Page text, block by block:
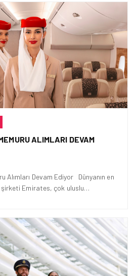
ALIMLARI DEVAM
Alımları Devam Ediyor Dünyanın en
Emirates, çok uluslu…